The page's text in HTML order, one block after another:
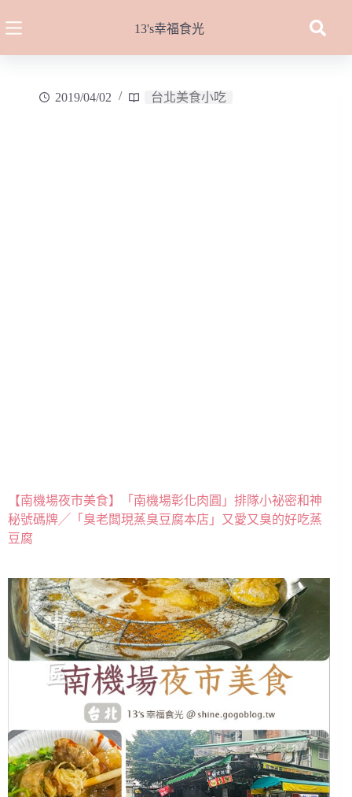
至
13's幸福食光
2019/04/02 台北美食小吃
【南機場夜市美食】「南機場彰化肉圓」排隊小祕密和神
秘號碼牌╱「臭老闆現蒸臭豆腐本店」又愛又臭的好吃蒸
豆腐